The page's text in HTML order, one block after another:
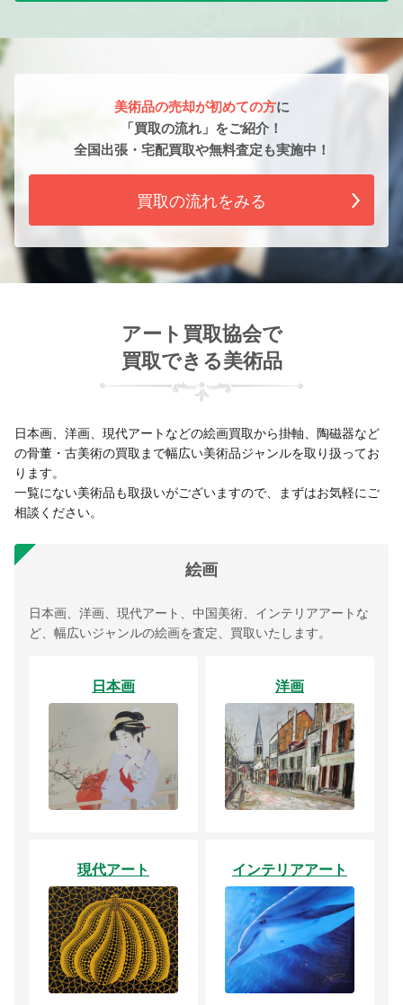
美術品の売却が初めての方に
「買取の流れ」をご紹介！
全国出張・宅配買取や無料査定も実施中！
買取の流れをみる
アート買取協会で
買取できる美術品
日本画、洋画、現代アートなどの絵画買取から掛軸、陶磁器など
の骨董・古美術の買取まで幅広い美術品ジャンルを取り扱ってお
ります。
一覧にない美術品も取扱いがございますので、まずはお気軽にご
相談ください。
絵画
日本画、洋画、現代アート、中国美術、インテリアアートな
ど、幅広いジャンルの絵画を査定、買取いたします。
日本画 洋画
現代アート インテリアアート